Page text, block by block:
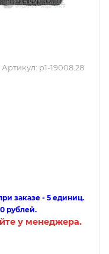
Артикул: p1-19008.28
заказе - 5 единиц.
рублей.
у менеджера.